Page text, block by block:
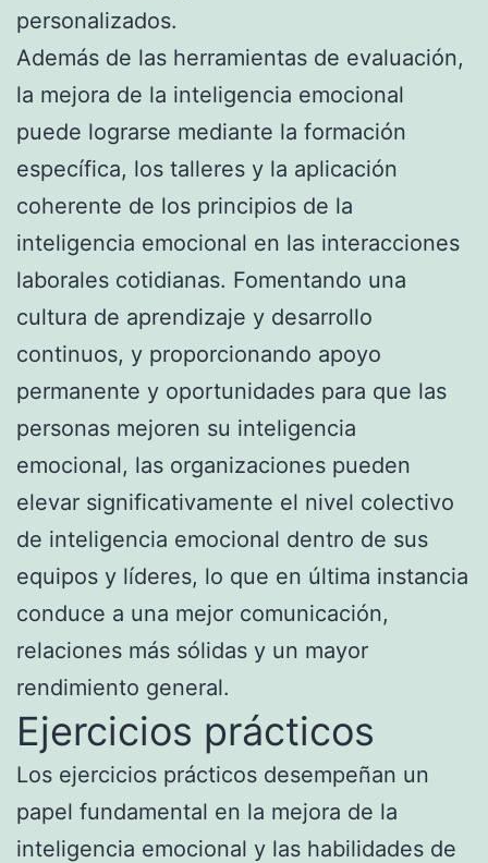
personalizados.
Además de las herramientas de evaluación,
la mejora de la inteligencia emocional
puede lograrse mediante la formación
específica, los talleres y la aplicación
coherente de los principios de la
inteligencia emocional en las interacciones
laborales cotidianas. Fomentando una
cultura de aprendizaje y desarrollo
continuos, y proporcionando apoyo
permanente y oportunidades para que las
personas mejoren su inteligencia
emocional, las organizaciones pueden
elevar significativamente el nivel colectivo
de inteligencia emocional dentro de sus
equipos y líderes, lo que en última instancia
conduce a una mejor comunicación,
relaciones más sólidas y un mayor
rendimiento general.
Ejercicios prácticos
Los ejercicios prácticos desempeñan un
papel fundamental en la mejora de la
inteligencia emocional y las habilidades de